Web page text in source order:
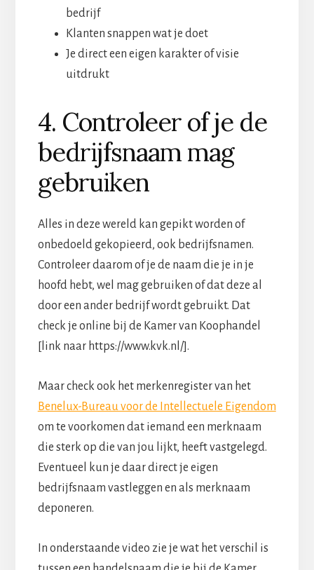
bedrijf
Klanten snappen wat je doet
Je direct een eigen karakter of visie
uitdrukt
4. Controleer of je de
bedrijfsnaam mag
gebruiken
Alles in deze wereld kan gepikt worden of
onbedoeld gekopieerd, ook bedrijfsnamen.
Controleer daarom of je de naam die je in je
hoofd hebt, wel mag gebruiken of dat deze al
door een ander bedrijf wordt gebruikt. Dat
check je online bij de Kamer van Koophandel
[link naar https://www.kvk.nl/].
Maar check ook het merkenregister van het
Benelux-Bureau voor de Intellectuele Eigendom
om te voorkomen dat iemand een merknaam
die sterk op die van jou lijkt, heeft vastgelegd.
Eventueel kun je daar direct je eigen
bedrijfsnaam vastleggen en als merknaam
deponeren.
In onderstaande video zie je wat het verschil is